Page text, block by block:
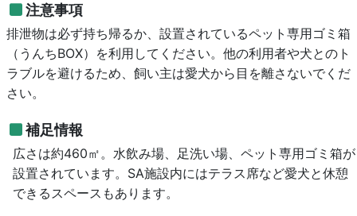
注意事項
排泄物は必ず持ち帰るか、設置されているペット専用ゴミ箱
（うんちBOX）を利用してください。他の利用者や犬とのト
ラブルを避けるため、飼い主は愛犬から目を離さないでくだ
さい。
補足情報
広さは約460㎡。水飲み場、足洗い場、ペット専用ゴミ箱が
設置されています。SA施設内にはテラス席など愛犬と休憩
できるスペースもあります。